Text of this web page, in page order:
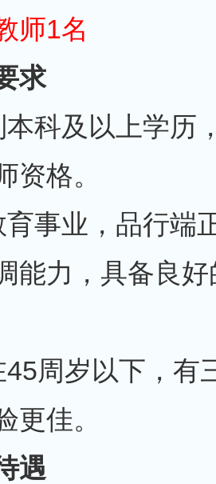
师1名
求
本科及以上学历
资格。
事业，品行端
能力，具备良
周岁以下，有
更佳。
遇